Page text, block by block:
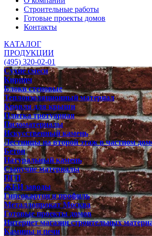
Строительные работы
Готовые проекты домов
Контакты
КАТАЛОГ
ПРОДУКЦИИ
(495) 320-02-01
Сухие смеси
Кирпич
Блоки стеновые
Теплоизоляционный материал
Кровля для крыши
Плитка тротуарная
Пиломатериалы
Искусственный камень
Лестницы на второй этаж в частном
Бетон
Натуральный камень
Сыпучие материалы
ПГП
ЖБИ заводы
Гипсокартон и профиль
Металлопрокат Москва
Готовые проекты домов
Интернет магазин строительных
Камины и печи